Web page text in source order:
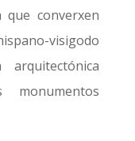
converxen
visigodo